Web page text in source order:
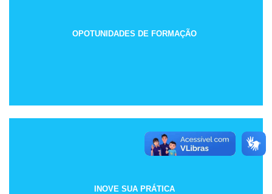
OPOTUNIDADES DE FORMAÇÃO
INOVE SUA PRÁTICA